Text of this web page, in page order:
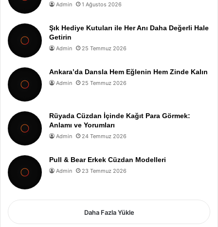
Admin 1 Ağustos 2026
Şık Hediye Kutuları ile Her Anı Daha Değerli Hale
Getirin
Admin 25 Temmuz 2026
Ankara’da Dansla Hem Eğlenin Hem Zinde Kalın
Admin 25 Temmuz 2026
Rüyada Cüzdan İçinde Kağıt Para Görmek:
Anlamı ve Yorumları
Admin 24 Temmuz 2026
Pull & Bear Erkek Cüzdan Modelleri
Admin 23 Temmuz 2026
Daha Fazla Yükle